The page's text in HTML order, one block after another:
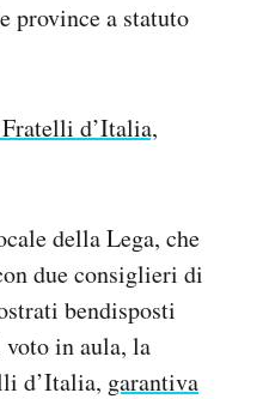
province a statuto
d’Italia,
della Lega, che
due consiglieri di
bendisposti
in aula, la
d’Italia, garantiva